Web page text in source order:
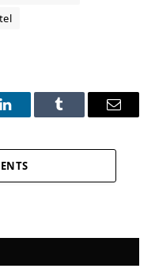
LinkedInTumblr Email